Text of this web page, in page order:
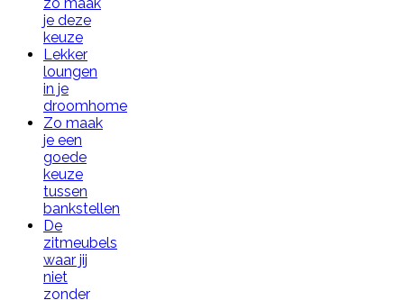
zo maak
je deze
keuze
Lekker
loungen
in je
droomhome
Zo maak
je een
goede
keuze
tussen
bankstellen
De
zitmeubels
waar jij
niet
zonder